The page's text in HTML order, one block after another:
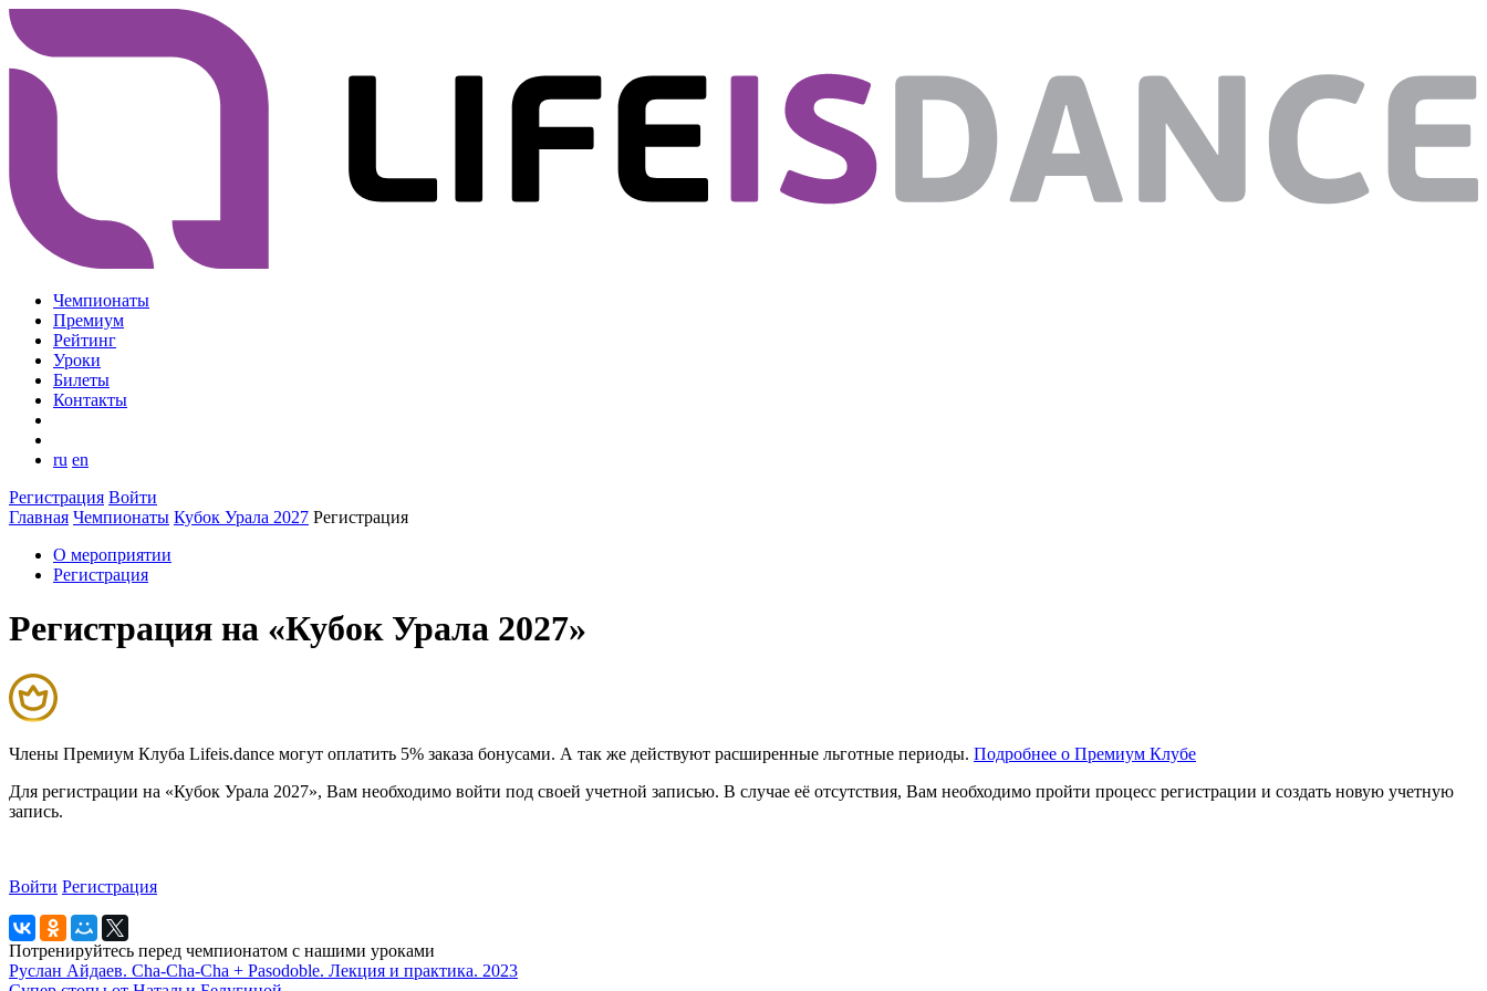
Чемпионаты
Премиум
Рейтинг
Уроки
Билеты
Контакты
ru en
Регистрация Войти
Главная Чемпионаты Кубок Урала 2027 Регистрация
О мероприятии
Регистрация
Регистрация на «Кубок Урала 2027»
Члены Премиум Клуба Lifeis.dance могут оплатить 5% заказа бонусами. А так же действуют расширенные льготные периоды. Подробнее о Премиум Клубе
Для регистрации на «Кубок Урала 2027», Вам необходимо войти под своей учетной записью. В случае её отсутствия, Вам необходимо пройти процесс регистрации и создать новую учетную
запись.
Войти Регистрация
Потренируйтесь перед чемпионатом с нашими уроками
Руслан Айдаев. Cha-Cha-Cha + Pasodoble. Лекция и практика. 2023